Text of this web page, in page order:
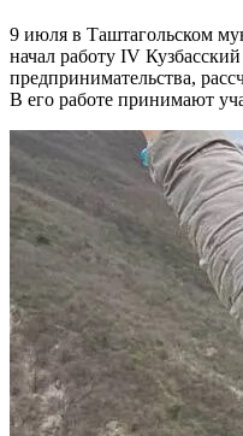
9 июля в Таштагольском
начал работу IV
предпринимательства,
В его работе принимают